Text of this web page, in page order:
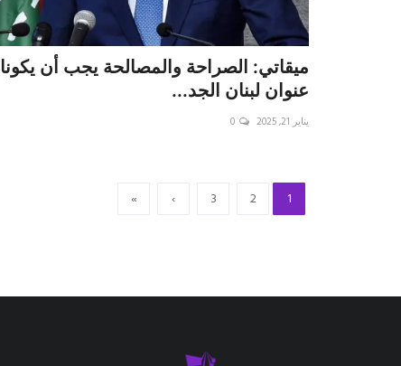
ميقاتي: الصراحة والمصالحة يجب أن يكونا
عنوان لبنان الجد...
يناير 21, 2025 0
1
2
3
›
»